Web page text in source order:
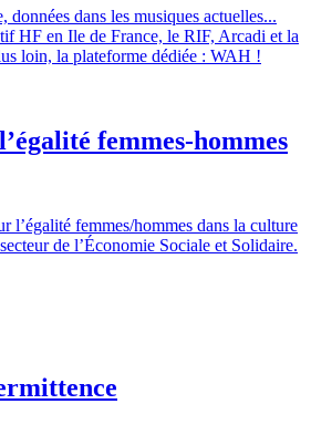
données dans les musiques actuelles...
HF en Ile de France, le RIF, Arcadi et la
loin, la plateforme dédiée : WAH !
femmes-hommes
l’égalité femmes/hommes dans la culture
de l’Économie Sociale et Solidaire.